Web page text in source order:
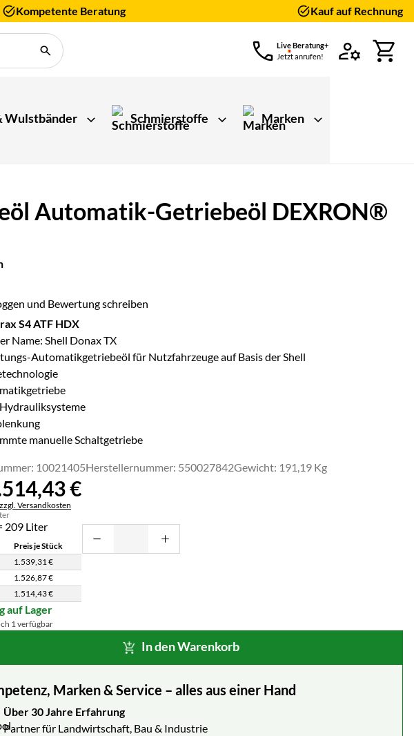
Kompetente Beratung Kauf auf Rechnung
Live Beratung+
Jetzt anrufen!
Wulstbänder Schmierstoffe Marken
Automatik-Getriebeöl DEXRON®
und Bewertung schreiben
S4 ATF HDX
Name: Shell Donax TX
Automatikgetriebeöl für Nutzfahrzeuge auf Basis der Shell
manuelle Schaltgetriebe
10021405Herstellernummer: 550027842Gewicht: 191,19 Kg
,43€
zzgl. Versandkosten
209 Liter
Preise pro Stück abhängig von der Abnahmemenge
Preis je Stück
1.539,31€
1.526,87€
1.514,43€
auf Lager
1 verfügbar
In den Warenkorb
Marken & Service – alles aus einer Hand
Über 30 Jahre Erfahrung
Partner für Landwirtschaft, Bau & Industrie